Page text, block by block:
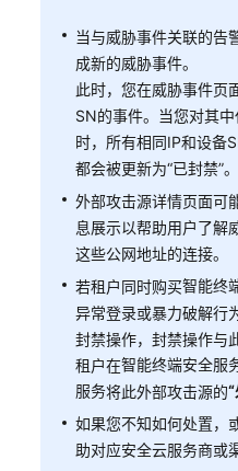
配
置
置
威
胁
事
件
胁
事
件
须
知
外
当与威胁事件关联的告
成新的威胁事件。
此时，您在威胁事件页
SN的事件。当您对其
时，所有相同IP和设备
都会被更新为“已封禁”。
外部攻击源详情页面可
息展示以帮助用户了解
这些公网地址的连接。
若租户同时购买智能终
异常登录或暴力破解行
封禁操作，封禁操作与
租户在智能终端安全服
服务将此外部攻击源的
如果您不知如何处置，
助对应安全云服务商或